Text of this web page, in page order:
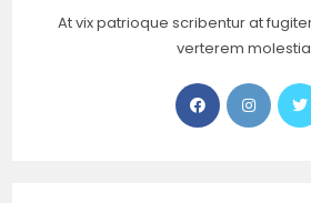
At vix patrioque scribentur at
verterem